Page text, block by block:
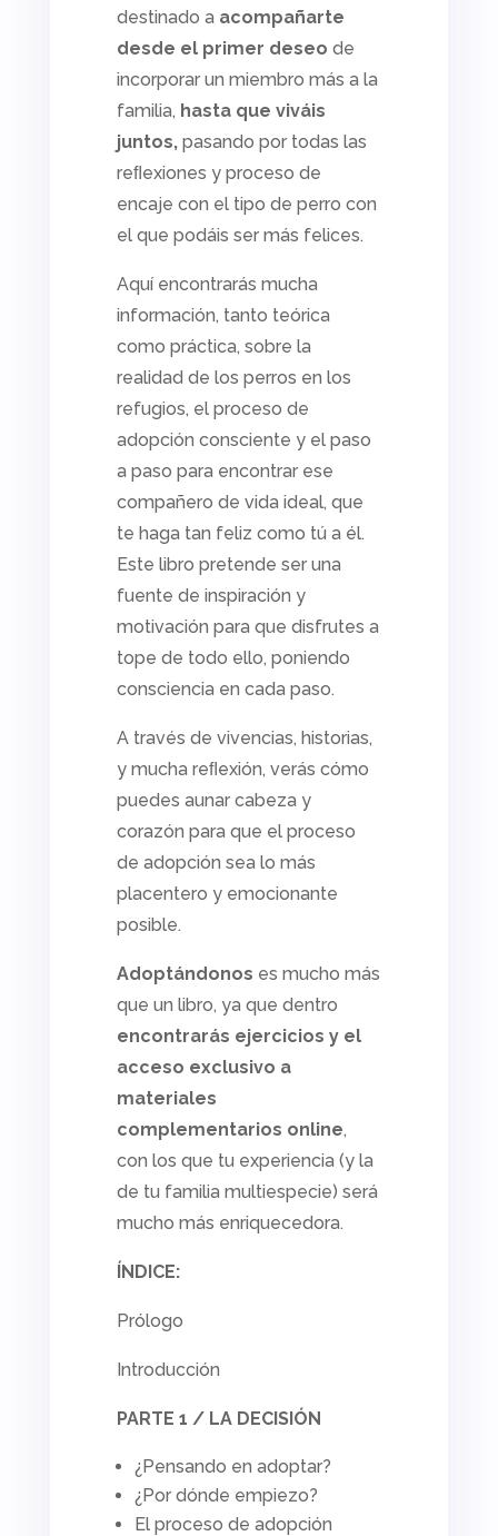
destinado a acompañarte
desde el primer deseo de
incorporar un miembro más a la
familia, hasta que viváis
juntos,pasando por todas las
reﬂexiones y proceso de
encaje con el tipo de perro con
el que podáis ser más felices.
Aquí encontrarás mucha
información, tanto teórica
como práctica, sobre la
realidad de los perros en los
refugios, el proceso de
adopción consciente y el paso
a paso para encontrar ese
compañero de vida ideal, que
te haga tan feliz como tú a él.
Este libro pretende ser una
fuente de inspiración y
motivación para que disfrutes a
tope de todo ello, poniendo
consciencia en cada paso.
A través de vivencias, historias,
y mucha reﬂexión, verás cómo
puedes aunar cabeza y
corazón para que el proceso
de adopción sea lo más
placentero y emocionante
posible.
Adoptándonos es mucho más
que un libro, ya que dentro
encontrarás ejercicios y el
acceso exclusivo a
materiales
complementarios online,
con los que tu experiencia (y la
de tu familia multiespecie) será
mucho más enriquecedora.
ÍNDICE:
Prólogo
Introducción
PARTE 1 / LA DECISIÓN
¿Pensando en adoptar?
¿Por dónde empiezo?
El proceso de adopción